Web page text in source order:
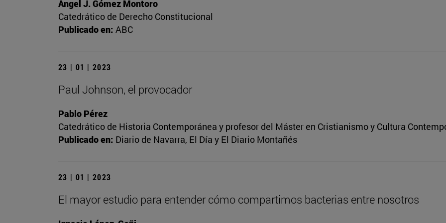
Ángel J. Gómez Montoro
Catedrático de Derecho Constitucional
Publicado en: ABC
23 | 01 | 2023
Paul Johnson, el provocador
Pablo Pérez
Catedrático de Historia Contemporánea y profesor del Máster en Cristianismo y Cultura
Publicado en: Diario de Navarra, El Día y El Diario Montañés
23 | 01 | 2023
El mayor estudio para entender cómo compartimos bacterias entre nosotros